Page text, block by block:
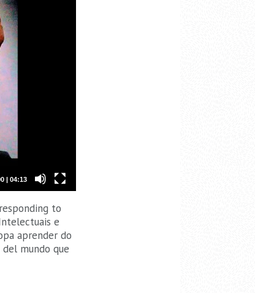
| 04:13
to
e
aprender do
mundo que